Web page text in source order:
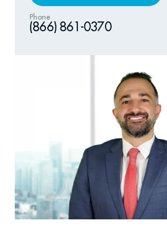
Email Nima Shaahinfar
Phone
(866) 861-0370